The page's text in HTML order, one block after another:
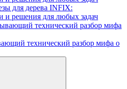
для дерева INFIX:
и решения для любых задач
технический разбор мифа о